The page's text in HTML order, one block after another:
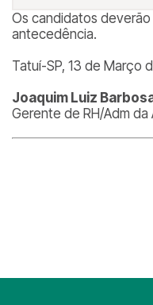
Os candidatos
antecedência.
Tatuí-SP, 13 de Março
Joaquim Luiz
Gerente de RH/Adm da